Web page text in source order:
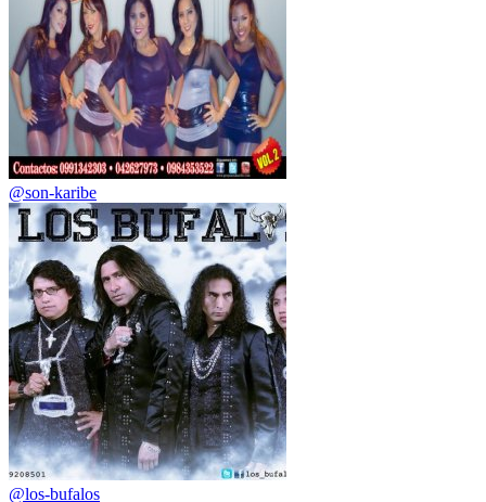
@son-karibe
@los-bufalos